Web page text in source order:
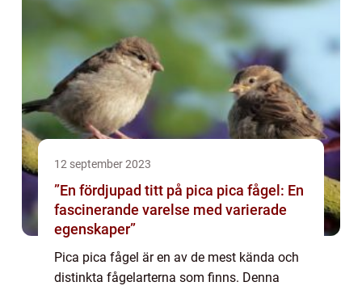
12 september 2023
”En fördjupad titt på pica pica fågel: En
fascinerande varelse med varierade
egenskaper”
Pica pica fågel är en av de mest kända och
distinkta fågelarterna som finns. Denna